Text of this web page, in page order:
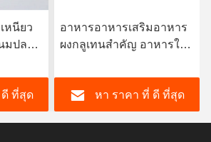
หนียว
มปลา
ที่สุด
อาหารอาหารเสริมอาหาร
ผงกลูเทนสําคัญ อาหารใน
หา ราคา ที่ ดี ที่สุด